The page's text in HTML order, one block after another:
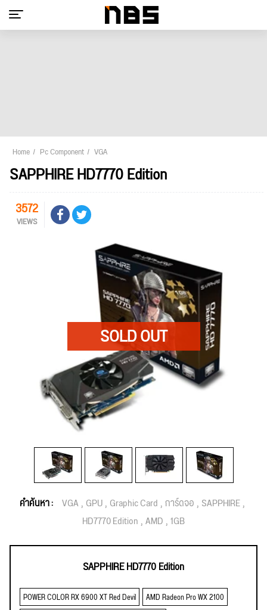
Home Pc Component VGA
SAPPHIRE HD7770 Edition
3572
VIEWS
คำค้นหา : VGA GPU Graphic Card การ์ดจอ SAPPHIRE
HD7770 Edition AMD 1GB
SAPPHIRE HD7770 Edition
POWER COLOR RX 6900 XT Red Devil
AMD Radeon Pro WX 2100